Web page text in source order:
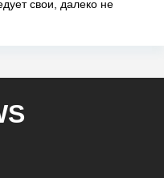
свои, далеко не